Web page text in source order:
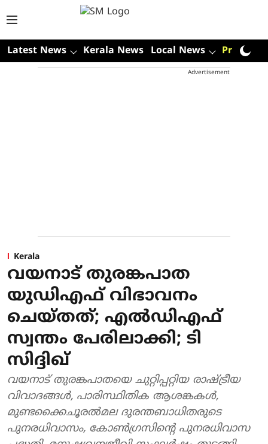
Latest News Kerala News Local News Premium
Advertisement
Kerala
വയനാട് തുരങ്കപാത
യുഡിഎഫ് വിഭാവനം
ചെയ്തത്; എല്‍ഡിഎഫ്
സ്വന്തം പേരിലാക്കി; ടി
സിദ്ദിഖ്
വയനാട് തുരങ്കപാതയെ ചുറ്റിപ്പറ്റിയ രാഷ്ട്രീയ
വിവാദങ്ങള്‍, പാരിസ്ഥിതിക ആശങ്കകള്‍,
മുണ്ടക്കൈചൂരല്‍മല ദുരന്തബാധിതരുടെ
പുനരധിവാസം, കോണ്‍ഗ്രസിന്റെ പുനരധിവാസ